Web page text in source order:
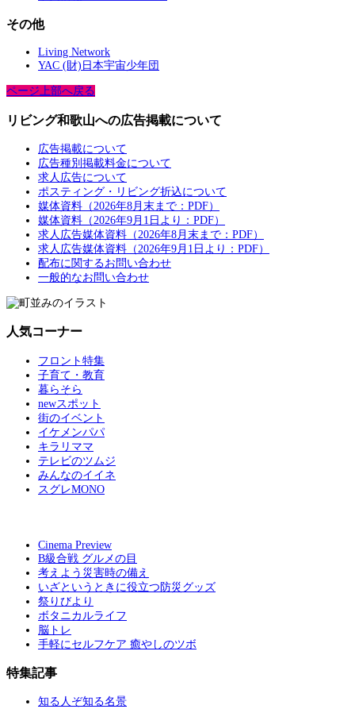
その他
Living Network
YAC (財)日本宇宙少年団
ページ上部へ戻る
リビング和歌山への広告掲載について
広告掲載について
広告種別掲載料金について
求人広告について
ポスティング・リビング折込について
媒体資料（2026年8月末まで：PDF）
媒体資料（2026年9月1日より：PDF）
求人広告媒体資料（2026年8月末まで：PDF）
求人広告媒体資料（2026年9月1日より：PDF）
配布に関するお問い合わせ
一般的なお問い合わせ
人気コーナー
フロント特集
子育て・教育
暮らそら
newスポット
街のイベント
イケメンパパ
キラリママ
テレビのツムジ
みんなのイイネ
スグレMONO
Cinema Preview
B級合戦 グルメの目
考えよう災害時の備え
いざというときに役立つ防災グッズ
祭りびより
ボタニカルライフ
脳トレ
手軽にセルフケア 癒やしのツボ
特集記事
知る人ぞ知る名景